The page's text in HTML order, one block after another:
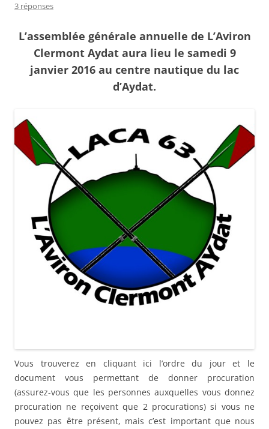
3 réponses
L’assemblée générale annuelle de L’Aviron
Clermont Aydataura lieu le samedi 9
janvier 2016 au centre nautique du lac
d’Aydat.
Vous trouverez en cliquant ici l’ordre du jour et le
document vous permettant de donner procuration
(assurez-vous que les personnes auxquelles vous donnez
procuration ne reçoivent que 2 procurations) si vous ne
pouvez pas être présent, mais c’est important que nous